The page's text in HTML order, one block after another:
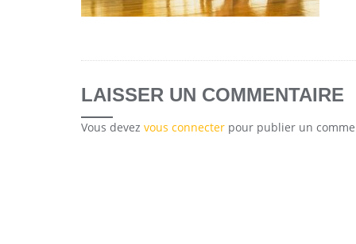
LAISSER UN COMMENTAIRE
Vous devez vous connecter pour publier un